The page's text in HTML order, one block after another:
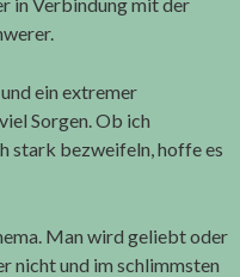
ein extremer
Sorgen. Ob ich
stark bezweifeln, hoffe es
Man wird geliebt oder
nicht und im schlimmsten